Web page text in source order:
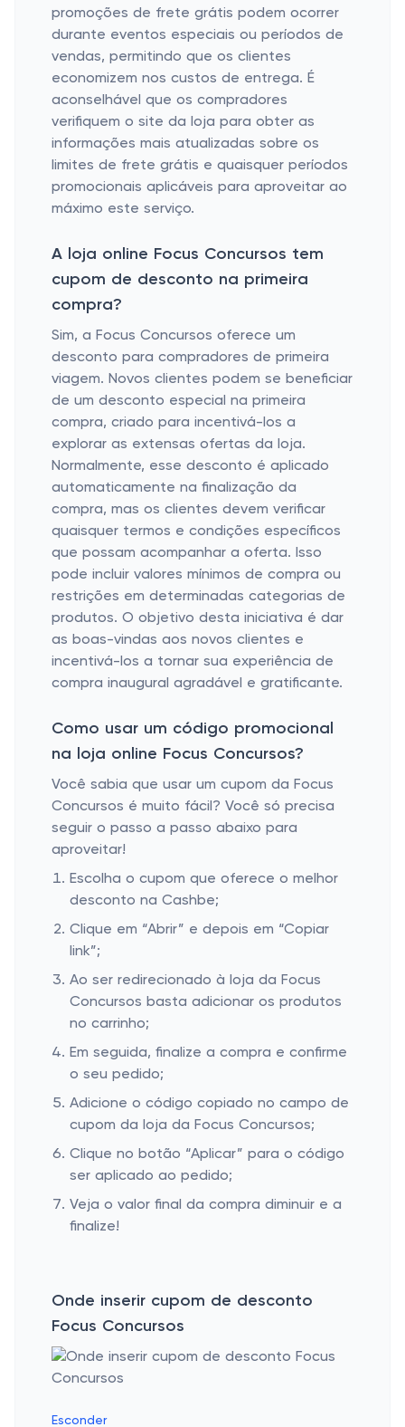
promoções de frete grátis podem ocorrer
durante eventos especiais ou períodos de
vendas, permitindo que os clientes
economizem nos custos de entrega. É
aconselhável que os compradores
verifiquem o site da loja para obter as
informações mais atualizadas sobre os
limites de frete grátis e quaisquer períodos
promocionais aplicáveis ​​para aproveitar ao
máximo este serviço.
A loja online Focus Concursos tem
cupom de desconto na primeira
compra?
Sim, a Focus Concursos oferece um
desconto para compradores de primeira
viagem. Novos clientes podem se beneficiar
de um desconto especial na primeira
compra, criado para incentivá-los a
explorar as extensas ofertas da loja.
Normalmente, esse desconto é aplicado
automaticamente na finalização da
compra, mas os clientes devem verificar
quaisquer termos e condições específicos
que possam acompanhar a oferta. Isso
pode incluir valores mínimos de compra ou
restrições em determinadas categorias de
produtos. O objetivo desta iniciativa é dar
as boas-vindas aos novos clientes e
incentivá-los a tornar sua experiência de
compra inaugural agradável e gratificante.
Como usar um código promocional
na loja online Focus Concursos?
Você sabia que usar um cupom da Focus
Concursos é muito fácil? Você só precisa
seguir o passo a passo abaixo para
aproveitar!
Escolha o cupom que oferece o melhor
desconto na Cashbe;
Clique em “Abrir” e depois em “Copiar
link”;
Ao ser redirecionado à loja da Focus
Concursos basta adicionar os produtos
no carrinho;
Em seguida, finalize a compra e confirme
o seu pedido;
Adicione o código copiado no campo de
cupom da loja da Focus Concursos;
Clique no botão “Aplicar” para o código
ser aplicado ao pedido;
Veja o valor final da compra diminuir e a
finalize!
Onde inserir cupom de desconto
Focus Concursos
Esconder